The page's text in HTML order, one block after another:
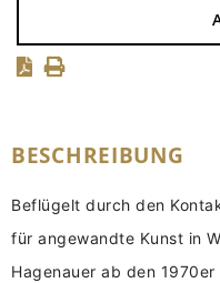
BESCHREIBUNG
Beflügelt durch den
für angewandte Kunst in
Hagenauer ab den